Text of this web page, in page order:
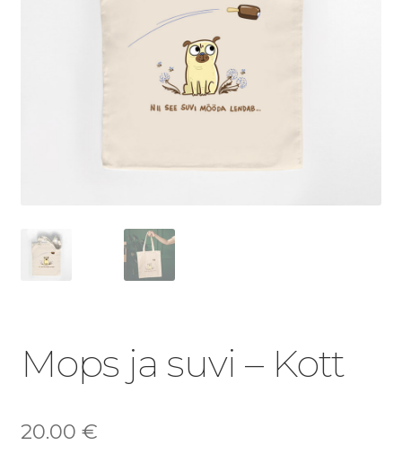
Mops ja suvi – Kott
20.00 €